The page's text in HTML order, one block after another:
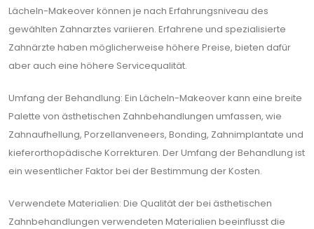
Lächeln-Makeover können je nach Erfahrungsniveau des
gewählten Zahnarztes variieren. Erfahrene und spezialisierte
Zahnärzte haben möglicherweise höhere Preise, bieten dafür
aber auch eine höhere Servicequalität.
Umfang der Behandlung: Ein Lächeln-Makeover kann eine breite
Palette von ästhetischen Zahnbehandlungen umfassen, wie
Zahnaufhellung, Porzellanveneers, Bonding, Zahnimplantate und
kieferorthopädische Korrekturen. Der Umfang der Behandlung ist
ein wesentlicher Faktor bei der Bestimmung der Kosten.
Verwendete Materialien: Die Qualität der bei ästhetischen
Zahnbehandlungen verwendeten Materialien beeinflusst die